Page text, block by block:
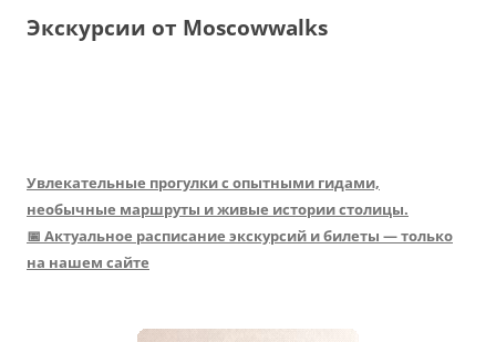
Экскурсии от Moscowwalks
Увлекательные прогулки с опытными гидами,
необычные маршруты и живые истории столицы.
📅 Актуальное расписание экскурсий и билеты — только
на нашем сайте